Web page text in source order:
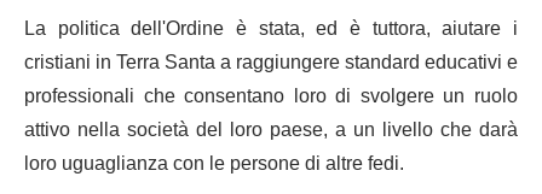
La politica dell'Ordine è stata, ed è tuttora, aiutare i
cristiani in Terra Santa a raggiungere standard educativi e
professionali che consentano loro di svolgere un ruolo
attivo nella società del loro paese, a un livello che darà
loro uguaglianza con le persone di altre fedi.